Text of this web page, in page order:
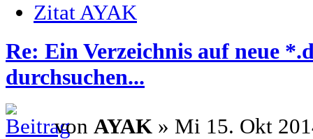
Zitat AYAK
Re: Ein Verzeichnis auf neue
durchsuchen...
von AYAK » Mi 15. Okt